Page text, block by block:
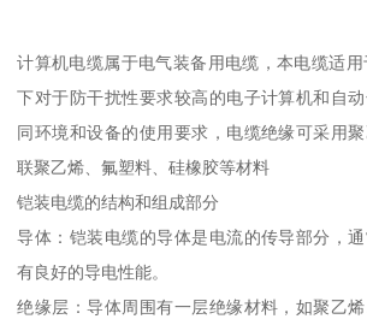
计算机电缆属于电气装备用电缆，本电缆适
下对于防干扰性要求较高的电子计算机和自
同环境和设备的使用要求，电缆绝缘可采用
联聚乙烯、氟塑料、硅橡胶等材料
铠装电缆的结构和组成部分
导体：铠装电缆的导体是电流的传导部分，
有良好的导电性能。
绝缘层：导体周围有一层绝缘材料，如聚乙